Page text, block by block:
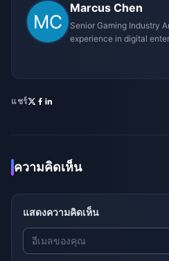
Marcus Chen
Senior Gaming Industry
experience in digital
แชร์
ความคิดเห็น
แสดงความคิดเห็น